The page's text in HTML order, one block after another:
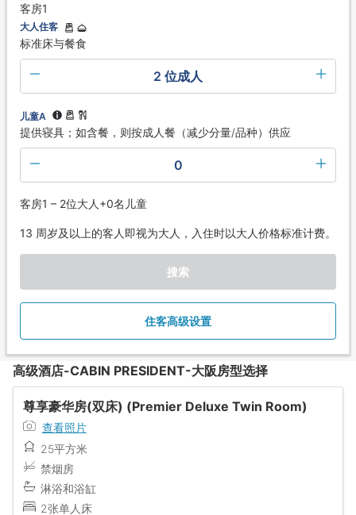
客房1
大人住客
标准床与餐食
2 位成人
儿童A
提供寝具；如含餐，则按成人餐（减少分量/品种）供应
0
客房1 – 2位大人+0名儿童
13 周岁及以上的客人即视为大人，入住时以大人价格标准计费。
搜索
住客高级设置
高级酒店-CABIN PRESIDENT-大阪房型选择
尊享豪华房(双床) (Premier Deluxe Twin Room)
查看照片
25平方米
禁烟房
淋浴和浴缸
2张单人床